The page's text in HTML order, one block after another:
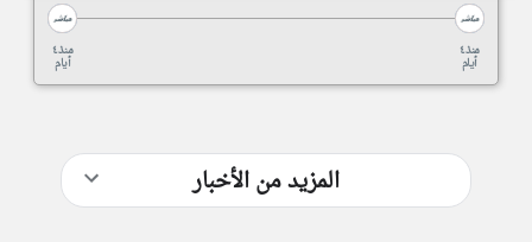
منذ ٤
أيام
منذ ٤
أيام
المزيد من الأخبار